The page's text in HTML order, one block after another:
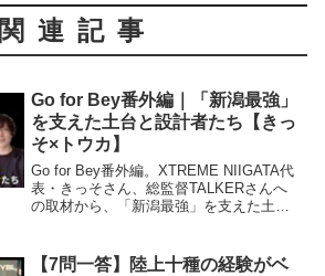
関連記事
Go for Bey番外編｜「新潟最強」
を支えた土台と設計者たち【きっ
そ×トウカ】
Go for Bey番外編。XTREME NIIGATA代
表・きっそさん、総監督TALKERさんへ
の取材から、「新潟最強」を支えた土台
まで追います。
【7問一答】陸上十種の経験がベ